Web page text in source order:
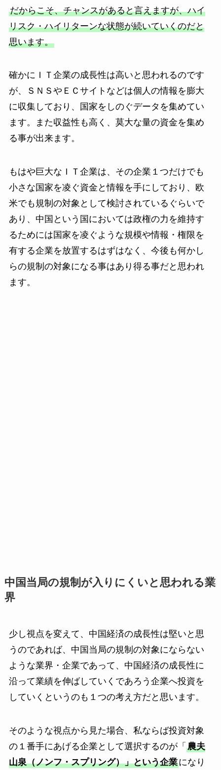
だからこそ、チャンスがあると言えますが、ハイ
リスク・ハイリターンな状態が続いていくのだと
思います。
確かにＩＴ企業の成長性は高いと思われるのです
が、ＳＮＳやＥＣサイトなどは個人の情報を膨大
に収集しており、国家をしのぐデータを集めてい
ます。また収益性も高く、莫大な量の資金を集め
る事が出来ます。
もはや巨大なＩＴ企業は、その企業１つだけでも
小さな国家を凌ぐ資金と情報を手にしており、欧
米でも規制の対象として検討されているぐらいで
あり、中国という国においては政権の力を維持す
るためには国家を凌ぐような規模や情報・権限を
有する企業を放置するはずはなく、今後も何かし
らの規制の対象になる事はあり得る事だと思われ
ます。
中国当局の規制が入りにくいと思われる業
界
少し視点を変えて、中国経済の成長性は堅いと思
うのであれば、中国当局の規制の対象にならない
ような業界・企業であって、中国経済の成長性に
沿って業績を伸ばしていくであろう企業へ投資を
していくというのも１つの考え方だと思います。
そのような視点から見た場合、私ならば投資対象
の１番手にあげる企業として選択するのが「 農夫
山泉（ノンフ・スプリング）」という企業になり